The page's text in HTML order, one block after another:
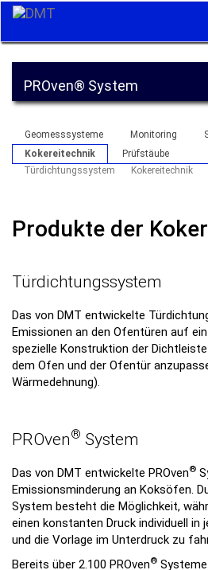
PROven® System
Geomesssysteme Monitoring
Kokereitechnik
Prüfstäube
Türdichtungssystem
Kokereitechnik
Produkte der
Türdichtungssystem
Das von DMT entwickelte
Emissionen an den Ofentüren auf
spezielle Konstruktion der
dem Ofen und der Ofentür
Wärmedehnung).
PROven® System
Das von DMT entwickelte PROven®
Emissionsminderung an Koksöfen.
System besteht die Möglichkeit,
einen konstanten Druck individuell in
und die Vorlage im Unterdruck zu
Bereits über 2.100 PROven®